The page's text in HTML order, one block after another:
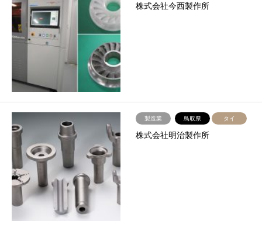
株式会社今西製作所
製造業 鳥取県 タイ
株式会社明治製作所